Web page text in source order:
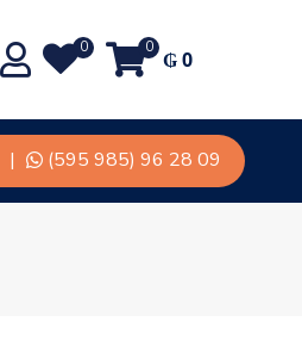
0 0 ₲0
| (595 985) 96 28 09